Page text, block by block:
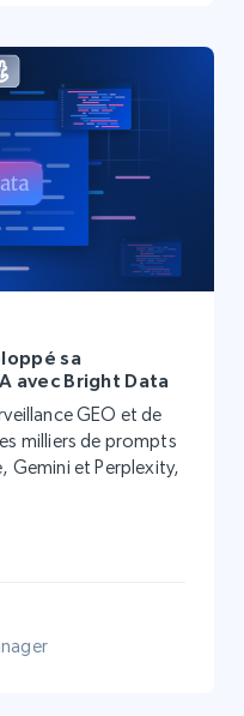
sa
avec Bright Data
GEO et de
milliers de prompts
Gemini et Perplexity,